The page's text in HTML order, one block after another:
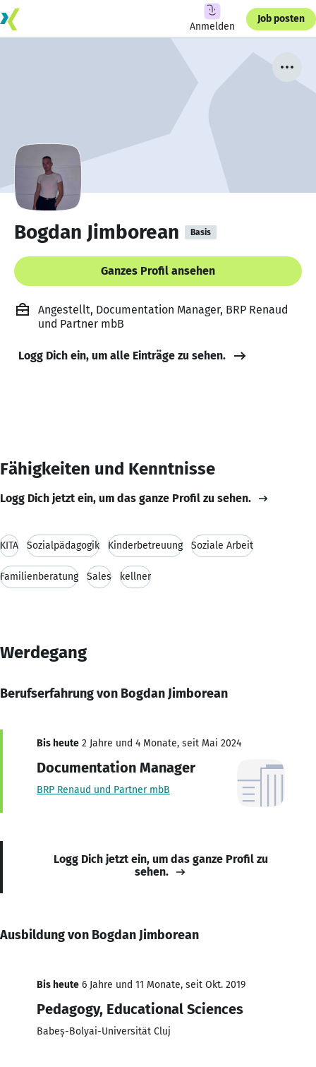
Anmelden
Job posten
Bogdan Jimborean Basis
Ganzes Profil ansehen
Angestellt, Documentation Manager, BRP Renaud
und Partner mbB
Logg Dich ein, um alle Einträge zu sehen.
Fähigkeiten und Kenntnisse
Logg Dich jetzt ein, um das ganze Profil zu sehen.
KITA Sozialpädagogik Kinderbetreuung Soziale Arbeit
Familienberatung Sales kellner
Werdegang
Berufserfahrung von Bogdan Jimborean
Bis heute 2 Jahre und 4 Monate, seit Mai 2024
Documentation Manager
BRP Renaud und Partner mbB
Logg Dich jetzt ein, um das ganze Profil zu
sehen.
Ausbildung von Bogdan Jimborean
Bis heute 6 Jahre und 11 Monate, seit Okt. 2019
Pedagogy, Educational Sciences
Babeș-Bolyai-Universität Cluj